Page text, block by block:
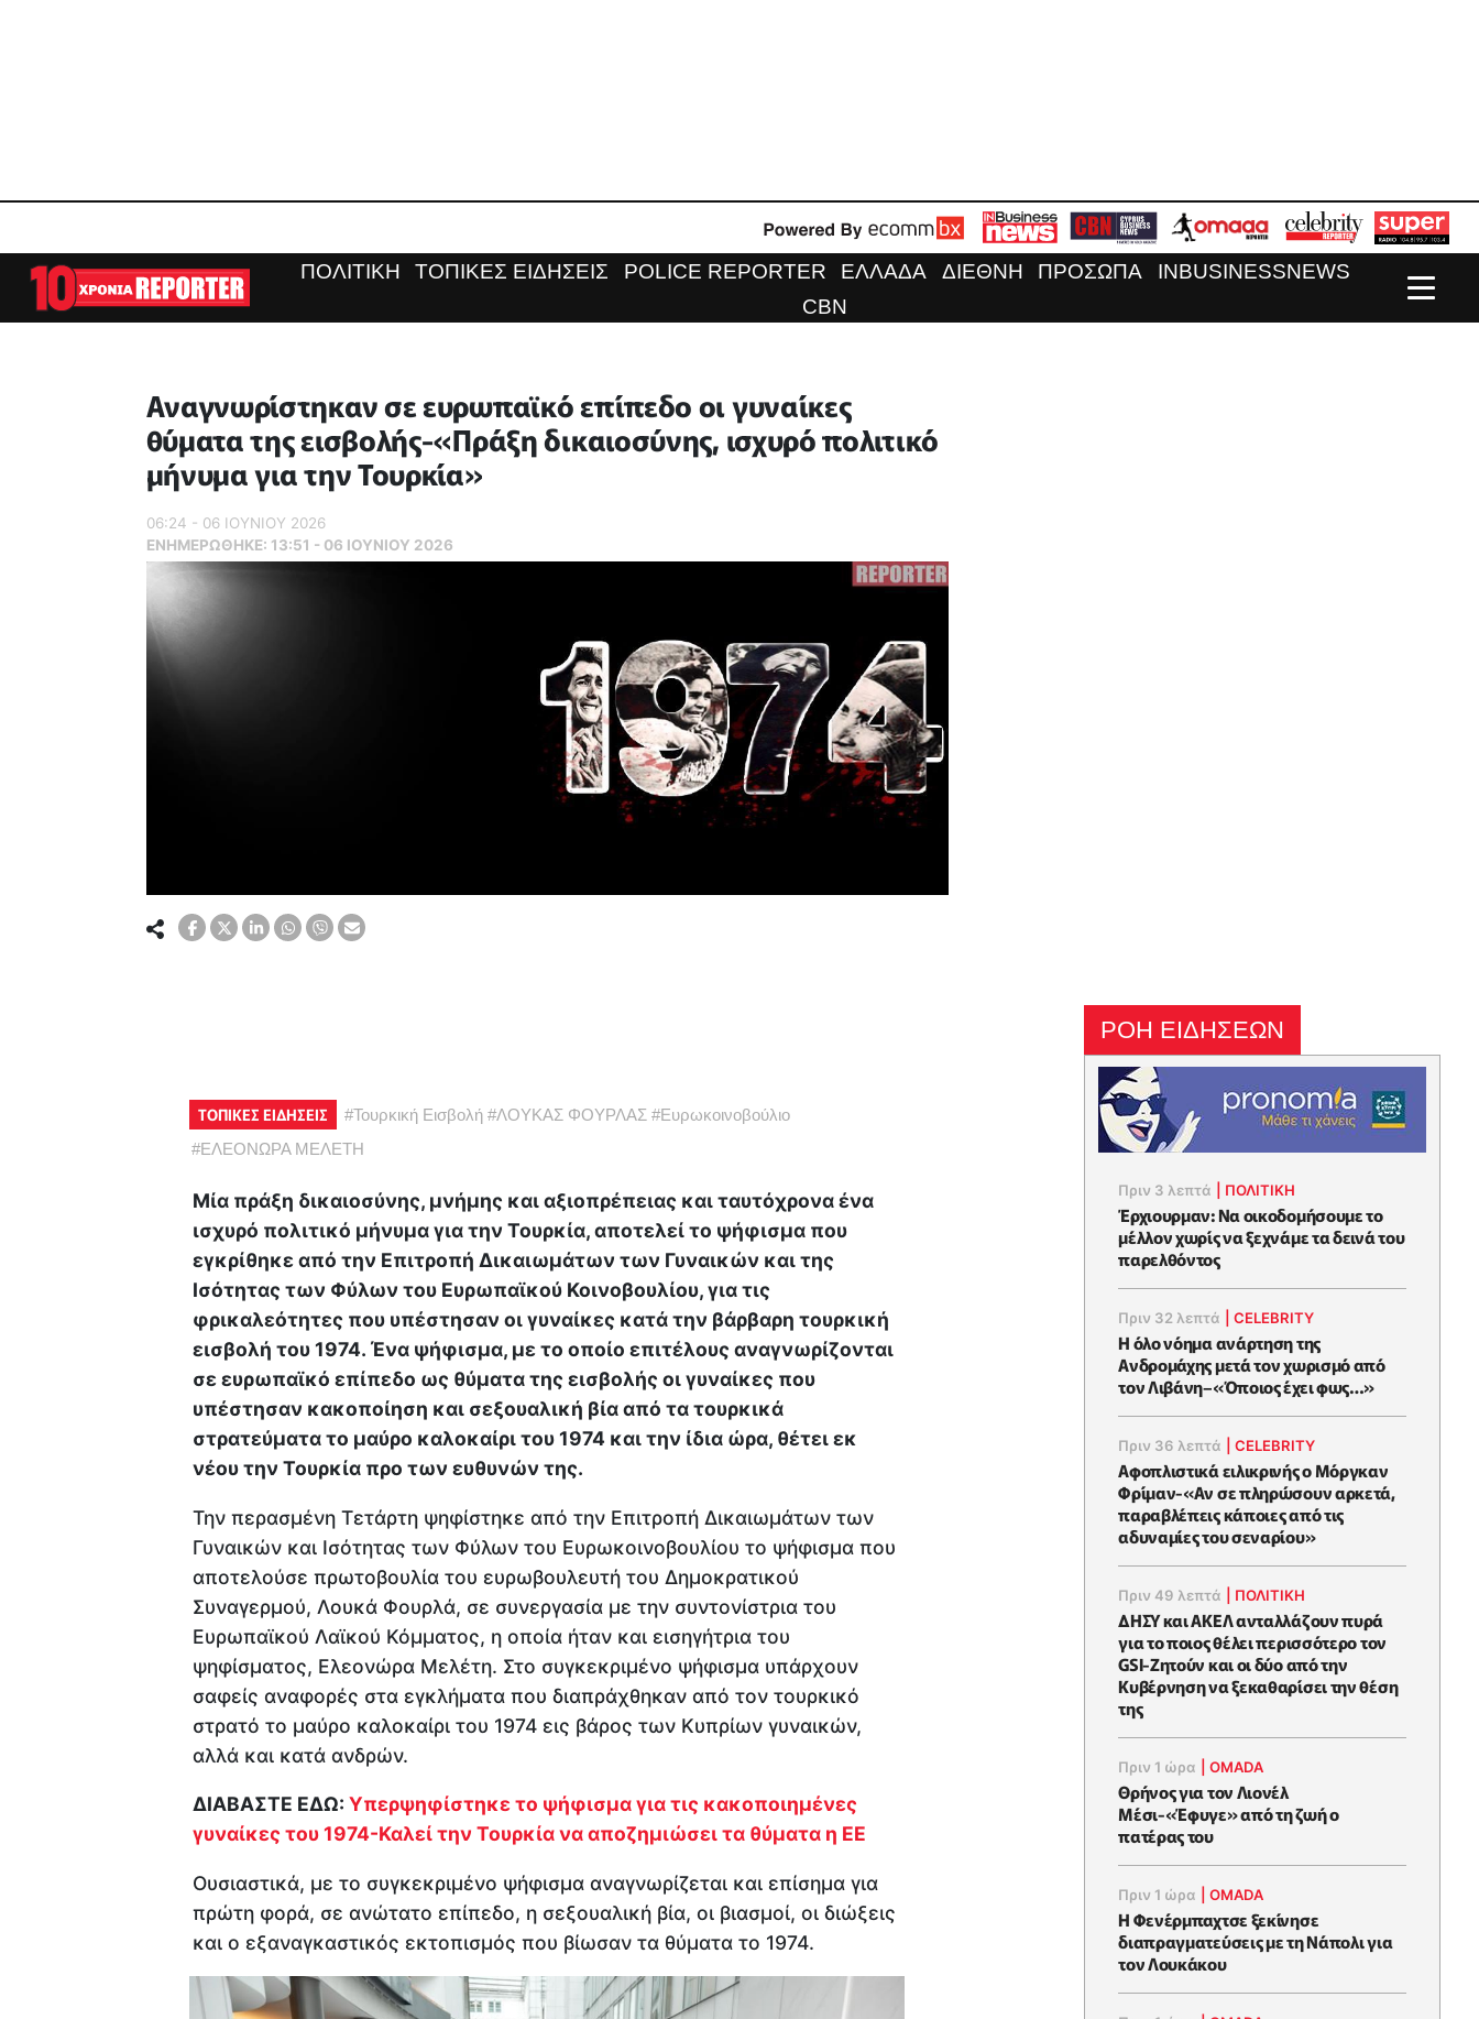
ΠΟΛΙΤΙΚΗ ΤΟΠΙΚΕΣ ΕΙΔΗΣΕΙΣ POLICE REPORTER ΕΛΛΑΔΑ ΔΙΕΘΝΗ ΠΡΟΣΩΠΑ
INBUSINESSNEWS
CBN
Αναγνωρίστηκαν σε ευρωπαϊκό επίπεδο οι γυναίκες
θύματα της εισβολής-«Πράξη δικαιοσύνης, ισχυρό πολιτικό
μήνυμα για την Τουρκία»
06:24 - 06 ΙΟΥΝΙΟΥ 2026
ΕΝΗΜΕΡΏΘΗΚΕ: 13:51 - 06 ΙΟΥΝΙΟΥ 2026
ΤΟΠΙΚΕΣ ΕΙΔΗΣΕΙΣ #Τουρκική Εισβολή #ΛΟΥΚΑΣ ΦΟΥΡΛΑΣ #Ευρωκοινοβούλιο
#ΕΛΕΟΝΩΡΑ ΜΕΛΕΤΗ
Μία πράξη δικαιοσύνης, μνήμης και αξιοπρέπειας και ταυτόχρονα ένα
ισχυρό πολιτικό μήνυμα για την Τουρκία, αποτελεί το ψήφισμα που
εγκρίθηκε από την Επιτροπή Δικαιωμάτων των Γυναικών και της
Ισότητας των Φύλων του Ευρωπαϊκού Κοινοβουλίου, για τις
φρικαλεότητες που υπέστησαν οι γυναίκες κατά την βάρβαρη τουρκική
εισβολή του 1974. Ένα ψήφισμα, με το οποίο επιτέλους αναγνωρίζονται
σε ευρωπαϊκό επίπεδο ως θύματα της εισβολής οι γυναίκες που
υπέστησαν κακοποίηση και σεξουαλική βία από τα τουρκικά
στρατεύματα το μαύρο καλοκαίρι του 1974 και την ίδια ώρα, θέτει εκ
νέου την Τουρκία προ των ευθυνών της.
Την περασμένη Τετάρτη ψηφίστηκε από την Επιτροπή Δικαιωμάτων των
Γυναικών και Ισότητας των Φύλων του Ευρωκοινοβουλίου το ψήφισμα που
αποτελούσε πρωτοβουλία του ευρωβουλευτή του Δημοκρατικού
Συναγερμού, Λουκά Φουρλά, σε συνεργασία με την συντονίστρια του
Ευρωπαϊκού Λαϊκού Κόμματος, η οποία ήταν και εισηγήτρια του
ψηφίσματος, Ελεονώρα Μελέτη. Στο συγκεκριμένο ψήφισμα υπάρχουν
σαφείς αναφορές στα εγκλήματα που διαπράχθηκαν από τον τουρκικό
στρατό το μαύρο καλοκαίρι του 1974 εις βάρος των Κυπρίων γυναικών,
αλλά και κατά ανδρών.
ΔΙΑΒΑΣΤΕ ΕΔΩ: Υπερψηφίστηκε το ψήφισμα για τις κακοποιημένες
γυναίκες του 1974-Καλεί την Τουρκία να αποζημιώσει τα θύματα η ΕΕ
Ουσιαστικά, με το συγκεκριμένο ψήφισμα αναγνωρίζεται και επίσημα για
πρώτη φορά, σε ανώτατο επίπεδο, η σεξουαλική βία, οι βιασμοί, οι διώξεις
και ο εξαναγκαστικός εκτοπισμός που βίωσαν τα θύματα το 1974.
ΡΟΗ ΕΙΔΗΣΕΩΝ
Πριν 3 λεπτά ΠΟΛΙΤΙΚΗ
Έρχιουρμαν: Να οικοδομήσουμε το
μέλλον χωρίς να ξεχνάμε τα δεινά του
παρελθόντος
Πριν 32 λεπτά |CELEBRITY
Η όλο νόημα ανάρτηση της
Ανδρομάχης μετά τον χωρισμό από
τον Λιβάνη–«Όποιος έχει φως…»
Πριν 36 λεπτά |CELEBRITY
Αφοπλιστικά ειλικρινής ο Μόργκαν
Φρίμαν-«Αν σε πληρώσουν αρκετά,
παραβλέπεις κάποιες από τις
αδυναμίες του σεναρίου»
Πριν 49 λεπτά ΠΟΛΙΤΙΚΗ
ΔΗΣΥ και ΑΚΕΛ ανταλλάζουν πυρά
για το ποιος θέλει περισσότερο τον
GSI-Ζητούν και οι δύο από την
Κυβέρνηση να ξεκαθαρίσει την θέση
της
Πριν 1 ώρα |OMADA
Θρήνος για τον Λιονέλ
Μέσι-«Έφυγε» από τη ζωή ο
πατέρας του
Πριν 1 ώρα |OMADA
Η Φενέρμπαχτσε ξεκίνησε
διαπραγματεύσεις με τη Νάπολι για
τον Λουκάκου